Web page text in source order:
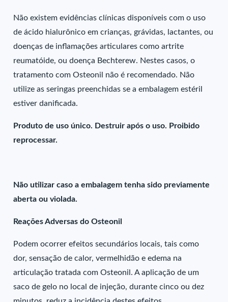
Não existem evidências clínicas disponíveis com o uso
de ácido hialurônico em crianças, grávidas, lactantes, ou
doenças de inflamações articulares como artrite
reumatóide, ou doença Bechterew. Nestes casos, o
tratamento com Osteonil não é recomendado. Não
utilize as seringas preenchidas se a embalagem estéril
estiver danificada.
Produto de uso único. Destruir após o uso. Proibido
reprocessar.
Não utilizar caso a embalagem tenha sido previamente
aberta ou violada.
Reações Adversas do Osteonil
Podem ocorrer efeitos secundários locais, tais como
dor, sensação de calor, vermelhidão e edema na
articulação tratada com Osteonil. A aplicação de um
saco de gelo no local de injeção, durante cinco ou dez